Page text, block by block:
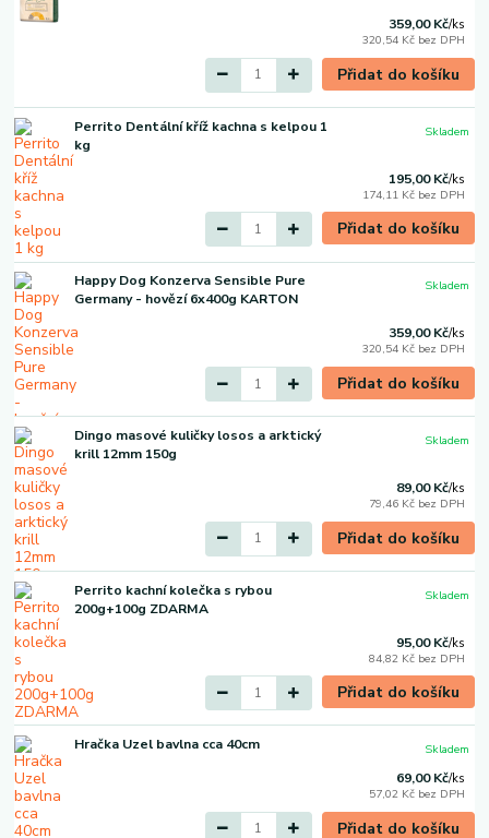
359,00 Kč/ks
320,54 Kč bez DPH
Přidat do košíku
Perrito Dentální kříž kachna s kelpou 1
kg
195,00 Kč/ks
174,11 Kč bez DPH
Skladem
Přidat do košíku
Happy Dog Konzerva Sensible Pure
Germany - hovězí 6x400g KARTON
359,00 Kč/ks
320,54 Kč bez DPH
Skladem
Přidat do košíku
Dingo masové kuličky losos a arktický
krill 12mm 150g
89,00 Kč/ks
79,46 Kč bez DPH
Skladem
Přidat do košíku
Perrito kachní kolečka s rybou
200g+100g ZDARMA
95,00 Kč/ks
84,82 Kč bez DPH
Skladem
Přidat do košíku
Hračka Uzel bavlna cca 40cm
69,00 Kč/ks
57,02 Kč bez DPH
Skladem
Přidat do košíku